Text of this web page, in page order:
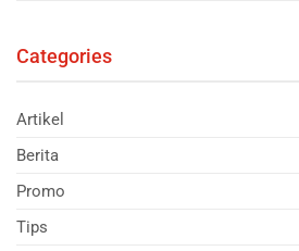
Categories
Artikel
Berita
Promo
Tips